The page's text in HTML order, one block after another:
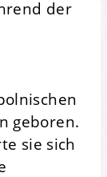
der
geboren.
sie sich